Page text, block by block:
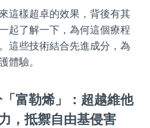
這樣超卓的效果，背後有其
起了解一下，為何這個療程
這些技術結合先進成分，為
體驗。
富勒烯」：超越維他
，抵禦自由基侵害